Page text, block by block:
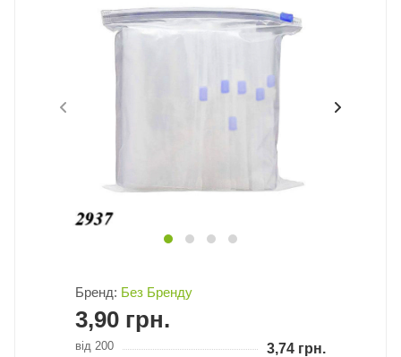
Бренд: Без Бренду
3,90 грн.
від 200 3,74 грн.